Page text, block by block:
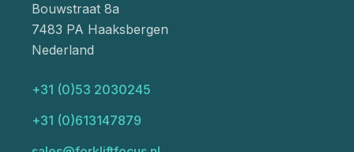
Bouwstraat 8a
7483 PA Haaksbergen
Nederland
+31 (0)53 2030245
+31 (0)613147879